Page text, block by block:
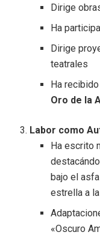
Dirige
Ha
Dirige
teatrales
Ha
Oro de la
Labor como
Ha escrito
bajo el
estrella a
«Oscuro